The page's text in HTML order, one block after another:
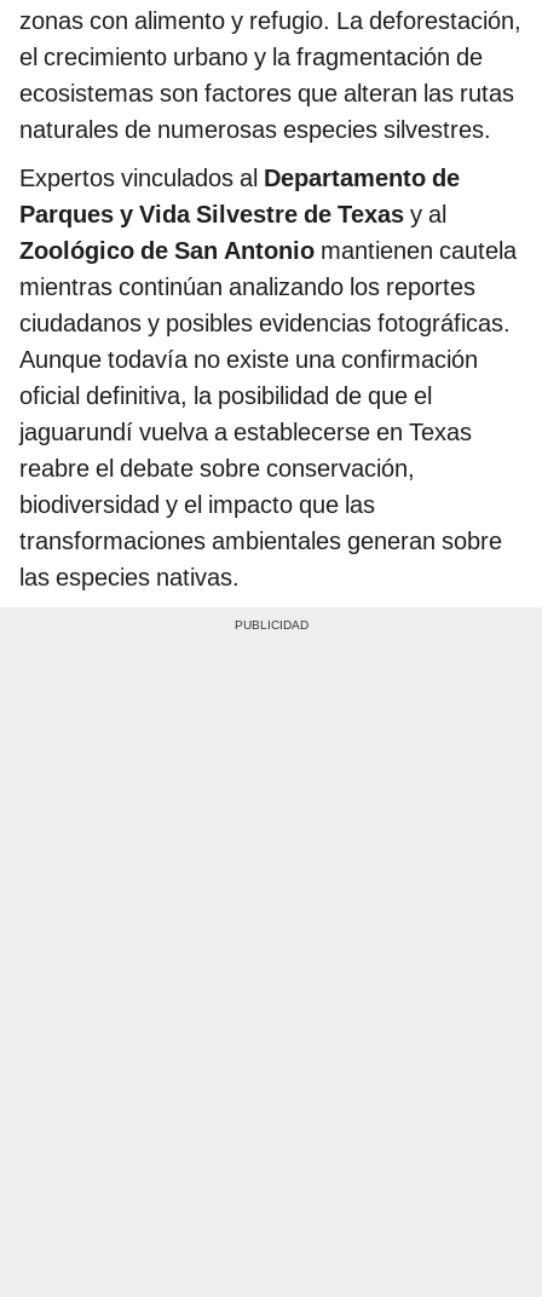
zonas con alimento y refugio. La deforestación,
el crecimiento urbano y la fragmentación de
ecosistemas son factores que alteran las rutas
naturales de numerosas especies silvestres.
Expertos vinculados al Departamento de
Parques y Vida Silvestre de Texas y al
Zoológico de San Antonio mantienen cautela
mientras continúan analizando los reportes
ciudadanos y posibles evidencias fotográficas.
Aunque todavía no existe una confirmación
oficial definitiva, la posibilidad de que el
jaguarundí vuelva a establecerse en Texas
reabre el debate sobre conservación,
biodiversidad y el impacto que las
transformaciones ambientales generan sobre
las especies nativas.